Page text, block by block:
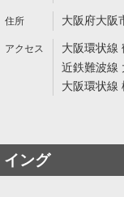
大阪府大阪
大阪環状線
近鉄難波線
大阪環状線
イング